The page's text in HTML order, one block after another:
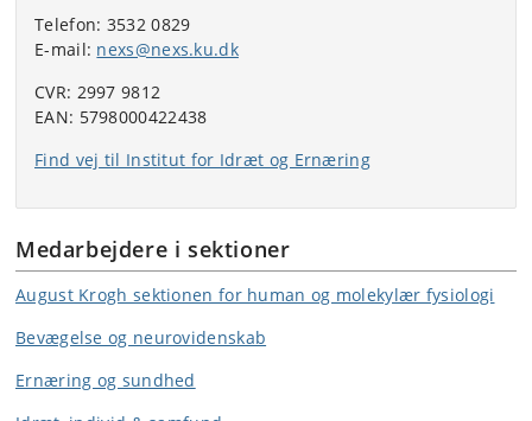
Telefon: 3532 0829
E-mail: nexs@nexs.ku.dk
CVR: 2997 9812
EAN: 5798000422438
Find vej til Institut for Idræt og Ernæring
Medarbejdere i sektioner
August Krogh sektionen for human og molekylær fysiologi
Bevægelse og neurovidenskab
Ernæring og sundhed